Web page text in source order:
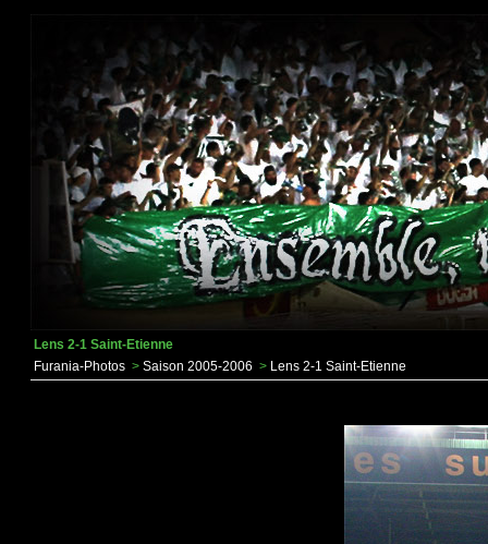
Lens 2-1 Saint-Etienne
Furania-Photos > Saison 2005-2006 > Lens 2-1 Saint-Etienne